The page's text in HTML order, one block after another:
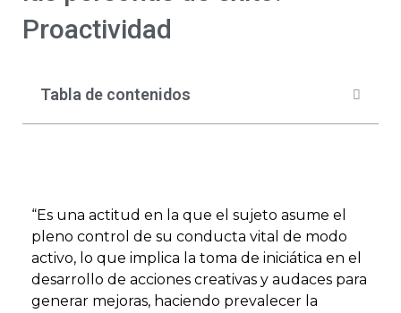
Proactividad
Tabla de contenidos
“Es una actitud en la que el sujeto asume el
pleno control de su conducta vital de modo
activo, lo que implica la toma de iniciática en el
desarrollo de acciones creativas y audaces para
generar mejoras, haciendo prevalecer la